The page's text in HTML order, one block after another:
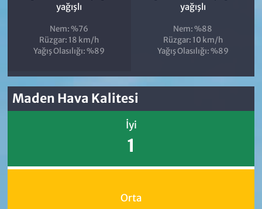
yağışlı
Nem: %76
Rüzgar: 18 km/h
Yağış Olasılığı: %89
yağışlı
Nem: %88
Rüzgar: 10 km/h
Yağış Olasılığı: %89
Maden Hava Kalitesi
İyi
1
Orta